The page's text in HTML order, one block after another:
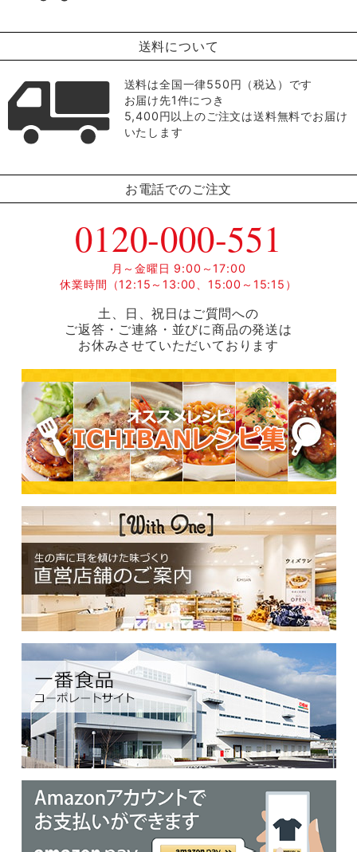
送料について
送料は全国一律550円（税込）です
お届け先1件につき
5,400円以上のご注文は送料無料でお届け
いたします
お電話でのご注文
0120-000-551
月～金曜日 9:00～17:00
休業時間（12:15～13:00、15:00～15:15）
土、日、祝日はご質問への
ご返答・ご連絡・並びに商品の発送は
お休みさせていただいております